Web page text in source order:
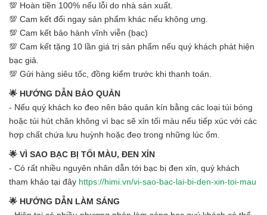
💯 Hoàn tiền 100% nếu lỗi do nhà sản xuất.
💯 Cam kết đổi ngay sản phẩm khác nếu không ưng.
💯 Cam kết bảo hành vĩnh viễn (bạc)
💯 Cam kết tặng 10 lần giá trị sản phẩm nếu quý khách phát hiện
bạc giả.
💯 Gửi hàng siêu tốc, đồng kiểm trước khi thanh toán.
🌟 HƯỚNG DẪN BẢO QUẢN
- Nếu quý khách ko đeo nên bảo quản kín bằng các loại túi bóng
hoặc túi hút chân không vì bạc sẽ xỉn tối màu nếu tiếp xúc với các
hợp chất chứa lưu huỳnh hoặc đeo trong những lúc ốm.
🌟 VÌ SAO BẠC BỊ TỐI MÀU, ĐEN XỈN
- Có rất nhiều nguyên nhân dẫn tới bạc bị đen xỉn, quý khách
tham khảo tại đây https://himi.vn/vi-sao-bac-lai-bi-den-xin-toi-mau
🌟 HƯỚNG DẪN LÀM SÁNG